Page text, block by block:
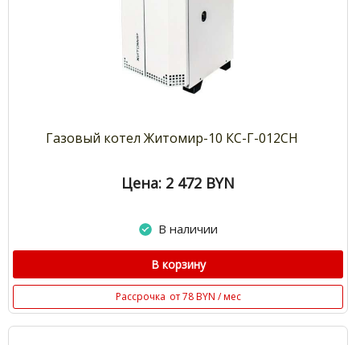
Газовый котел Житомир-10 КС-Г-012СН
Цена: 2 472 BYN
В наличии
В корзину
Рассрочка от 78 BYN / мес